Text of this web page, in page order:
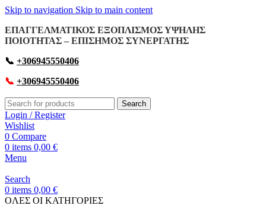
Skip to navigation Skip to main content
ΕΠΑΓΓΕΛΜΑΤΙΚΟΣ ΕΞΟΠΛΙΣΜΟΣ ΥΨΗΛΗΣ
ΠΟΙΟΤΗΤΑΣ – ΕΠΙΣΗΜΟΣ ΣΥΝΕΡΓΑΤΗΣ
📞 +306945550406
📞 +306945550406
Search
Login / Register
Wishlist
0 Compare
0 items 0,00 €
Menu
Search
0 items 0,00 €
OΛΕΣ ΟΙ ΚΑΤΗΓΟΡΙΕΣ